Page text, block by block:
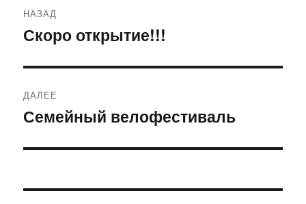
по
НАЗАД
Предыдущая
Скоро открытие!!!
ДАЛЕЕ
Следующая
Семейный велофестиваль